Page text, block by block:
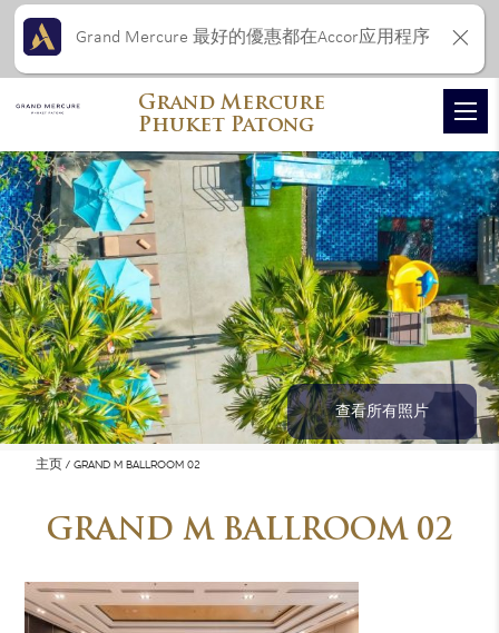
查看所有照片
主页 GRAND M BALLROOM 02
GRAND M BALLROOM 02
Grand Mercure
Phuket Patong
Grand Mercure 最好的優惠都在Accor应用程序